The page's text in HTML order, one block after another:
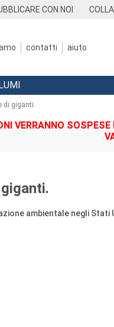
CON NOI
contatti aiuto
di giganti.
VERRANNO
ambientale negli Stati